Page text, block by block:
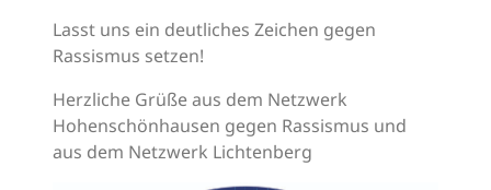
Lasst uns ein deutliches Zeichen gegen
Rassismus setzen!
Herzliche Grüße aus dem Netzwerk
Hohenschönhausen gegen Rassismus und
aus dem Netzwerk Lichtenberg